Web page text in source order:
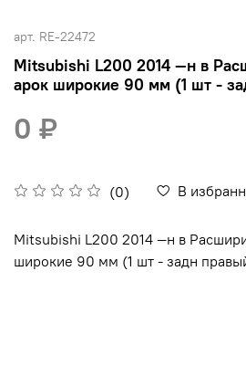
арт. RE-22472
Mitsubishi L200 2014 —н в
арок широкие 90 мм (1 шт -
(0) В
0 ₽
Mitsubishi L200 2014 —н в
широкие 90 мм (1 шт - задн